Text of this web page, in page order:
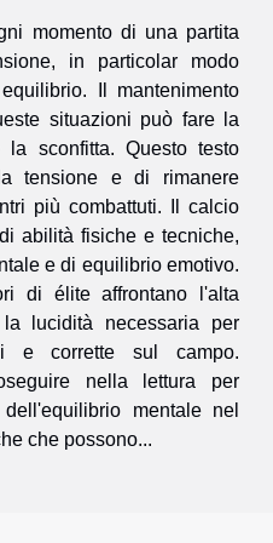
momento di una partita
in particolar modo
Il mantenimento
situazioni può fare la
sconfitta. Questo testo
tensione e di rimanere
più combattuti. Il calcio
abilità fisiche e tecniche,
e di equilibrio emotivo.
di élite affrontano l'alta
lucidità necessaria per
e corrette sul campo.
nella lettura per
mentale nel
che possono...